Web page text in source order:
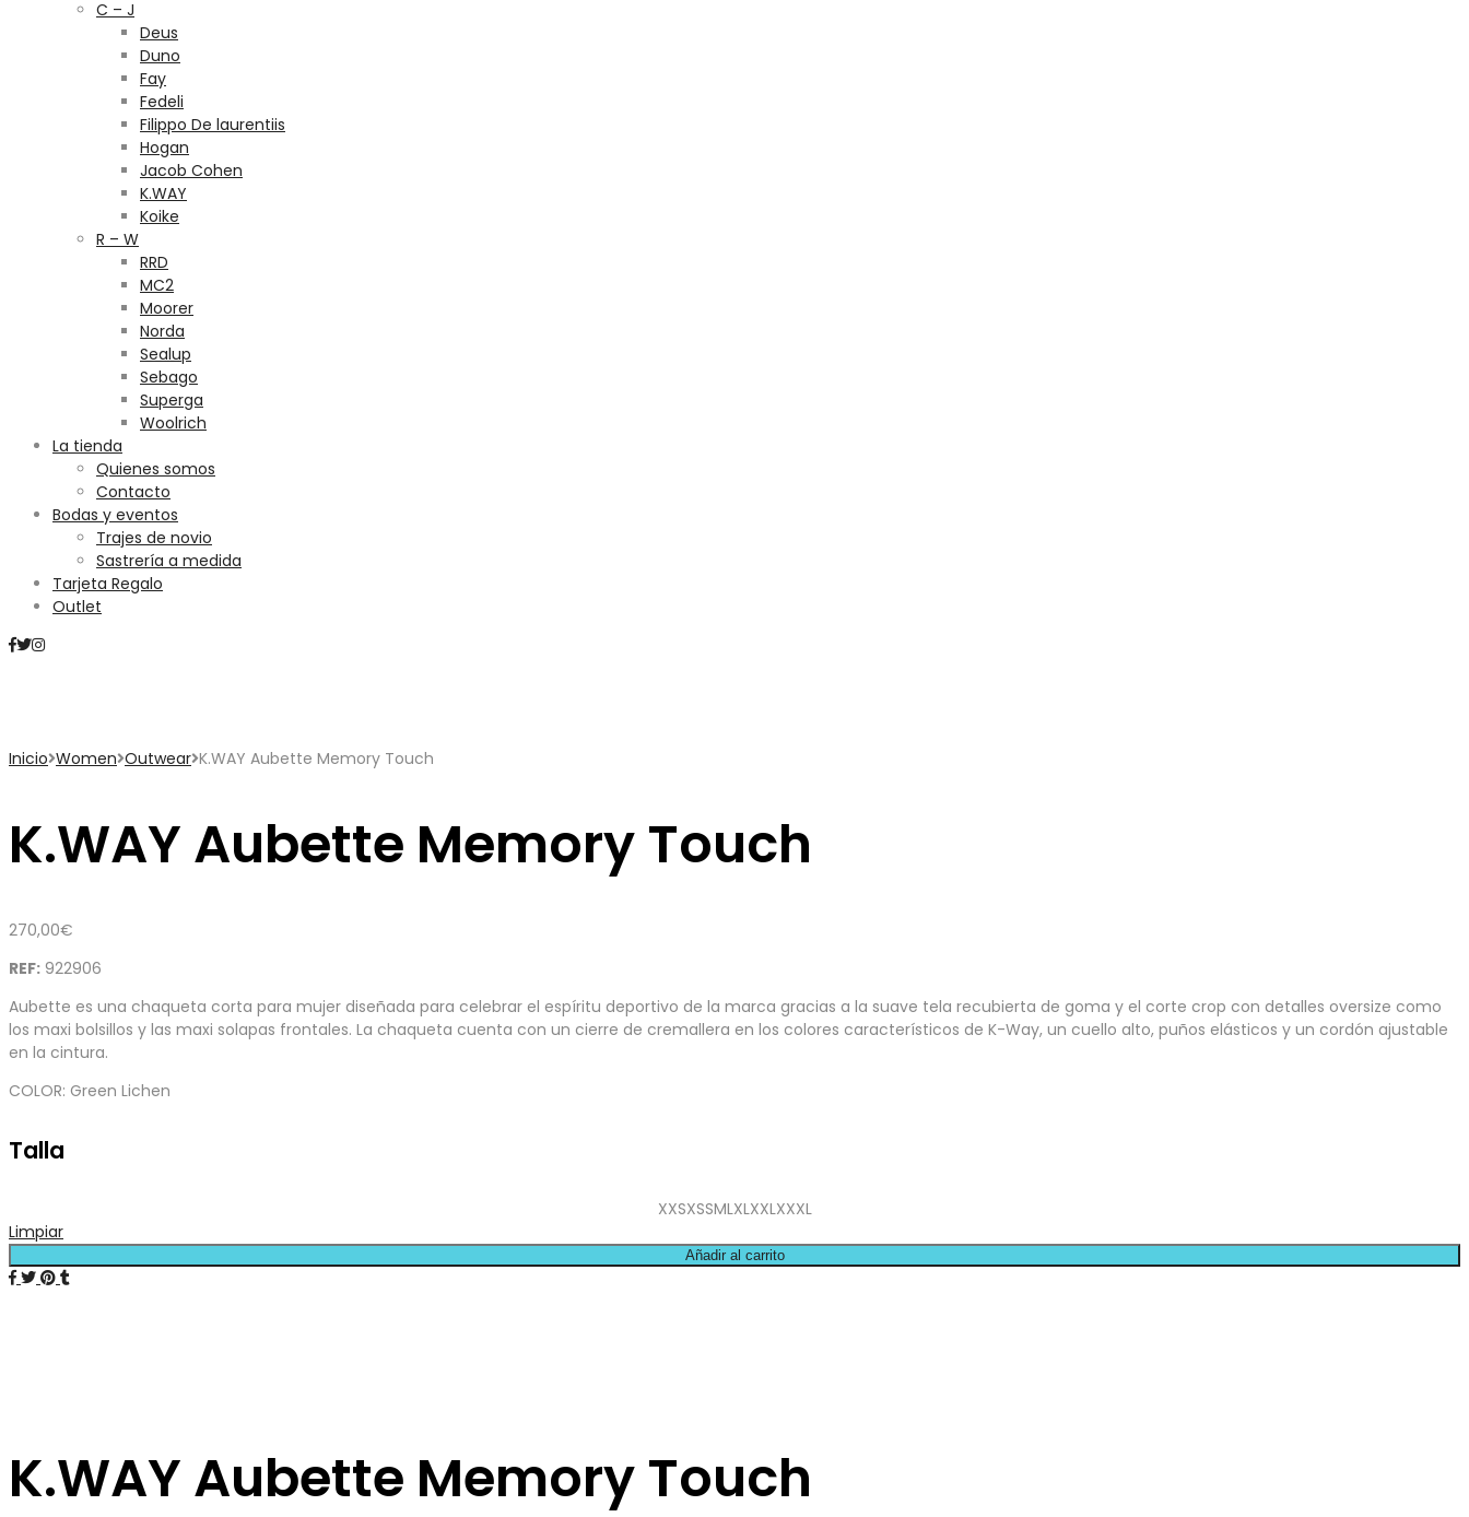
C – J
Deus
Duno
Fay
Fedeli
Filippo De laurentiis
Hogan
Jacob Cohen
K.WAY
Koike
R – W
RRD
MC2
Moorer
Norda
Sealup
Sebago
Superga
Woolrich
La tienda
Quienes somos
Contacto
Bodas y eventos
Trajes de novio
Sastrería a medida
Tarjeta Regalo
Outlet
Inicio Women Outwear K.WAY Aubette Memory Touch
K.WAY Aubette Memory Touch
270,00€
REF: 922906
Aubette es una chaqueta corta para mujer diseñada para celebrar el espíritu deportivo de la marca gracias a la suave tela recubierta de goma y el corte crop con detalles oversize como
los maxi bolsillos y las maxi solapas frontales. La chaqueta cuenta con un cierre de cremallera en los colores característicos de K-Way, un cuello alto, puños elásticos y un cordón ajustable
en la cintura.
COLOR: Green Lichen
Talla
XXSXSSMLXLXXLXXXL
Limpiar
Añadir al carrito
K.WAY Aubette Memory Touch